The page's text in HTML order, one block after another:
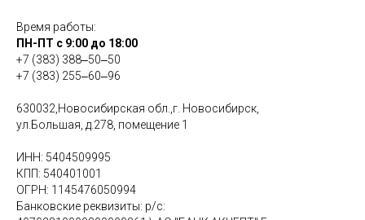
Время работы:
ПН-ПТ с 9:00 до 18:00
+7 (383) 388‒50‒50
+7 (383) 255‒60‒96
630032,Новосибирская обл.,г. Новосибирск,
ул.Большая, д.278, помещение 1
ИНН: 5404509995
КПП: 540401001
ОГРН: 1145476050994
Банковские реквизиты: р/с: